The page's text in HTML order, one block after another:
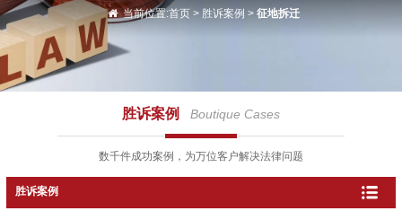
当前位置:首页> 胜诉案例 > 征地拆迁
胜诉案例 Boutique Cases
数千件成功案例，为万位客户解决法律问题
胜诉案例